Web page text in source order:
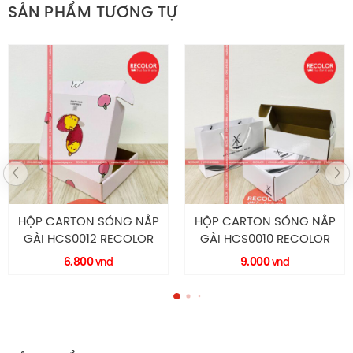
Số lớp:3 lớp, sóng B
Kích thước: 14*14*8
Kiểu dáng: Hộp nắp gài
Quy cách in ấn : in Flexo
SẢN PHẨM TƯƠNG TỰ
HỘP CARTON SÓNG NẮP
GÀI HCS0010 RECOLOR
9.000vnd
HỘP CARTON SÓNG NẮP
GÀI HCS0026 RECOLOR
33.600vnd